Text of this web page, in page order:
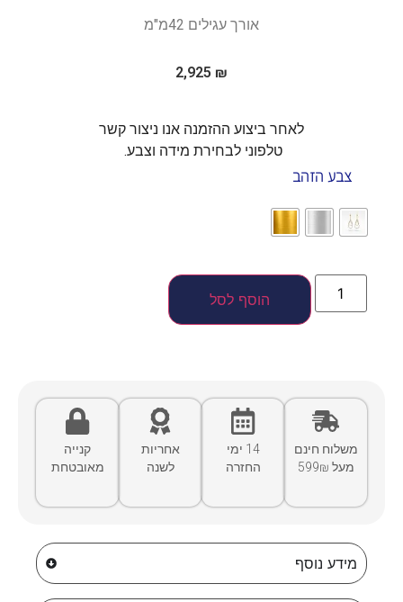
אורך עגילים 42מ"מ
2,925 ₪
לאחר ביצוע ההזמנה אנו ניצור קשר
טלפוני לבחירת מידה וצבע.
צבע הזהב
הוסף לסל
קנייה
מאובטחת
אחריות
לשנה
14 ימי
החזרה
משלוח חינם
מעל 599₪
מידע נוסף